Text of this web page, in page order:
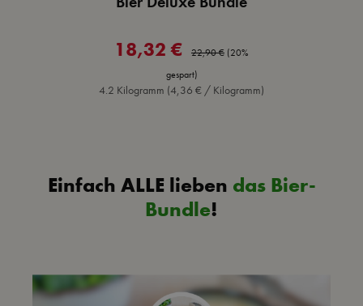
4.2 Kilogramm (4,36 € / Kilogramm)
Verkaufspreis:
18,32 € Regulärer Preis:
22,90 € (20%
gespart)
Einfach ALLE lieben das Bier-
Bundle!